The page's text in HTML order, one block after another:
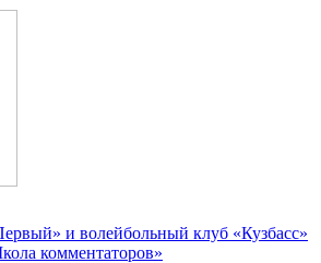
и волейбольный клуб «Кузбасс»
комментаторов»